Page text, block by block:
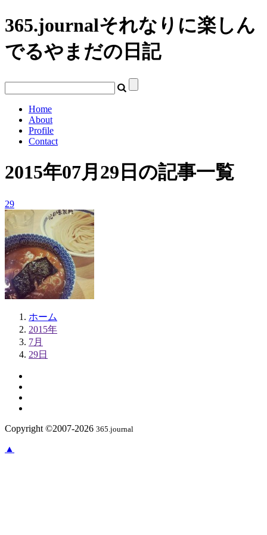
365.journalそれなりに楽しん
でるやまだの日記
Home
About
Profile
Contact
2015年07月29日の記事一覧
29
ホーム
2015年
7月
29日
Copyright ©2007-2026 365.journal
▲